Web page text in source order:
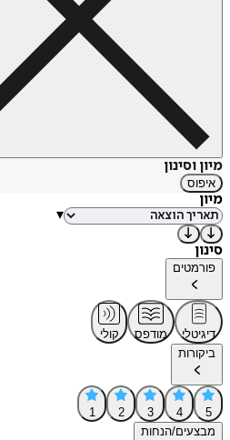
מיון וסינון
איפוס
מיון
▾
סינון
פורמטים
דיגיטלי מודפס
קולי
ביקורות
5
4
3
2
1
מבצעים/הנחות